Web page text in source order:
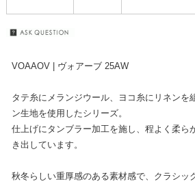
VOAAOV | ヴォアーブ 25AW
タテ糸にメランジウール、ヨコ糸にリネンを
ン生地を使用したシリーズ。
仕上げにタンブラー加工を施し、程よく柔ら
き出しています。
秋冬らしい重厚感のある素材感で、クラシッ